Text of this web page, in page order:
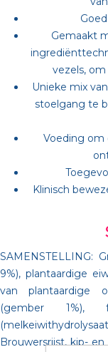
Gemaakt
vezels,
Unieke mix
stoelgang te
Voeding om
Klinisch
SAMENSTELLING:
9%), plantaardige
van plantaardige
(gember 1%),
Brouwersrijst, kip-